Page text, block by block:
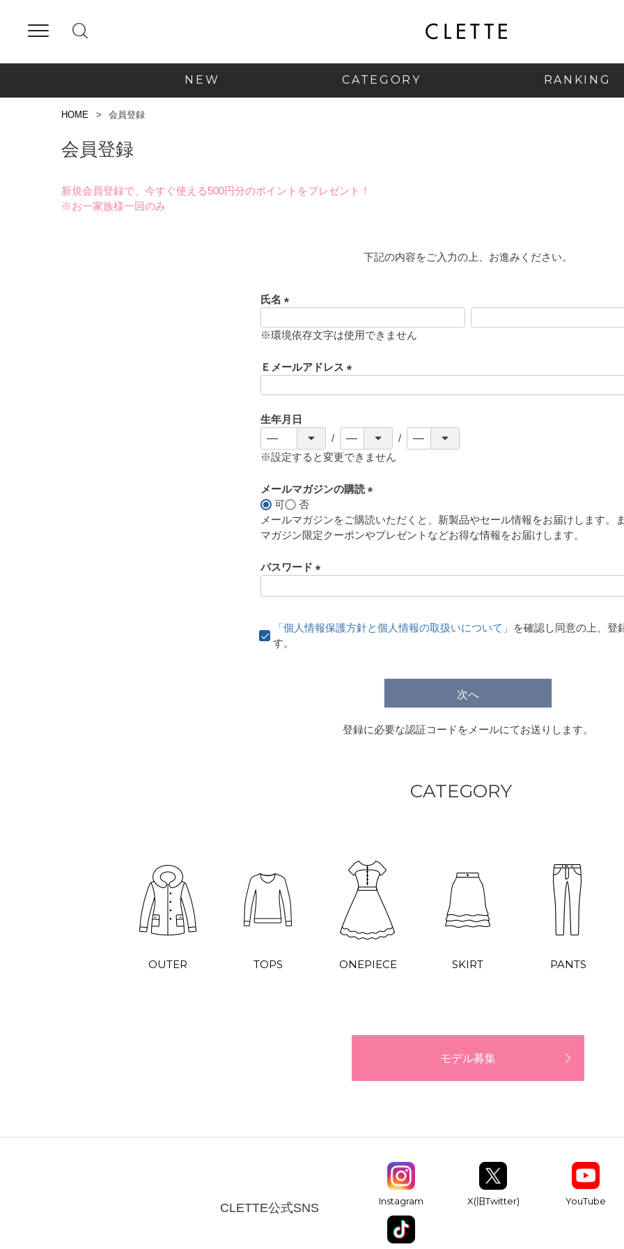
NEW CATEGORY RANKING
HOME 会員登録
会員登録
新規会員登録で、今すぐ使える500円分のポイントをプレゼント！
※お一家族様一回のみ
下記の内容をご入力の上、お進みください。
氏名
必
)
※環境依存文字は使用できません
Ｅメールアドレス
生年月日
※設定すると変更できません
メールマガジンの購読
必
須
可
否
メールマガジンをご購読いただくと、新製品やセール情報をお届けします。
マガジン限定クーポンやプレゼントなどお得な情報をお届けします。
パスワード
)
「個人情報保護方針と個人情報の取扱いについて」
を確認し同意の上、登
す。
次へ
登録に必要な認証コードをメールにてお送りします。
CATEGORY
OUTER TOPS ONEPIECE SKIRT PANTS
モデル募集
CLETTE公式SNS Instagram X(旧Twitter) YouTube